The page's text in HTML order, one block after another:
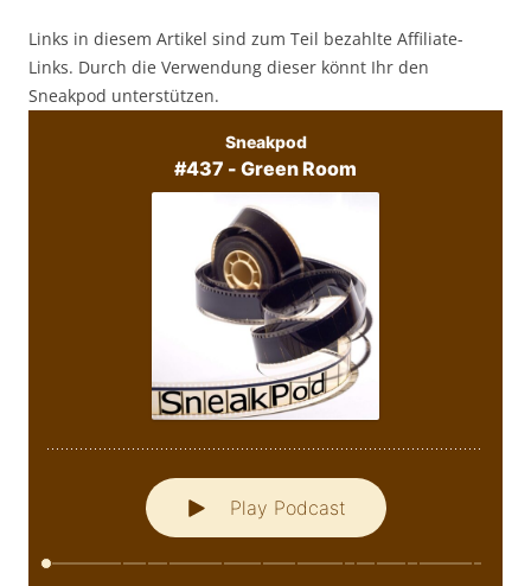
Links in diesem Artikel sind zum Teil bezahlte Affiliate-
Links. Durch die Verwendung dieser könnt Ihr den
Sneakpod unterstützen.